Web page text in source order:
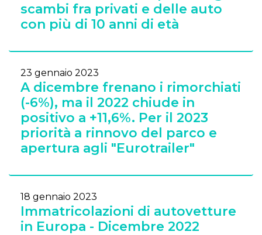
scambi fra privati e delle auto
con più di 10 anni di età
23 gennaio 2023
A dicembre frenano i rimorchiati
(-6%), ma il 2022 chiude in
positivo a +11,6%. Per il 2023
priorità a rinnovo del parco e
apertura agli "Eurotrailer"
18 gennaio 2023
Immatricolazioni di autovetture
in Europa - Dicembre 2022